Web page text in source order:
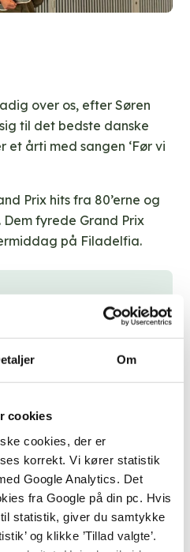
Om
cookies
cookies, der er
korrekt. Vi kører statistik
Google Analytics. Det
fra Google på din pc. Hvis
statistik, giver du samtykke
og klikke ’Tillad valgte’.
over os, efter Søren
til det bedste danske
et årti med sangen ‘Før vi
Prix hits fra 80’erne og
Dem fyrede Grand Prix
på Filadelfia.
i et år. Men i dag har
og det berømte
i dansegulvet.
var også populær. Her
selv om de slet ikke var